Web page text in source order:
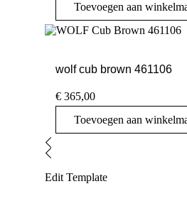
Toevoegen aan
wolf cub brown 461106
€ 365,00
Toevoegen aan
Edit Template